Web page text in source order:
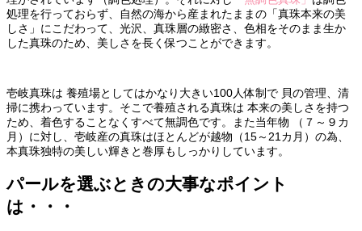
処理を行っておらず、自然の海から産まれたままの「真珠本来の美
しさ」にこだわって、光沢、真珠層の緻密さ、色相をそのまま生か
した真珠のため、美しさを長く保つことができます。
壱岐真珠は 養殖場としてはかなり大きい100人体制で 貝の管理、清
掃に携わっています。そこで養殖される真珠は 本来の美しさを持つ
ため、着色することなくすべて無調色です。また当年物 （７～９カ
月）に対し、壱岐産の真珠はほとんどが越物（15～21カ月）の為、
本真珠独特の美しい輝きと巻厚もしっかりしています。
パールを選ぶときの大事なポイント
は・・・